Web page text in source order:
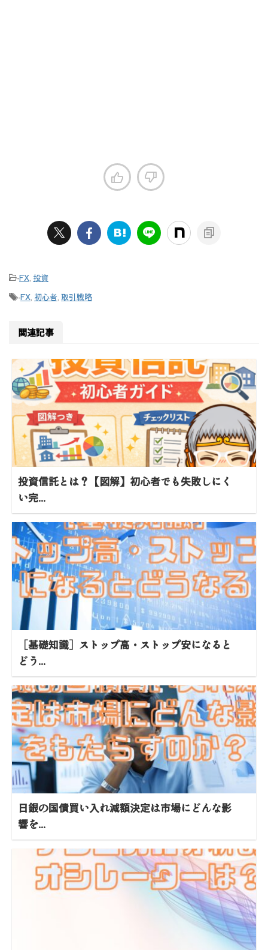
-FX, 投資
-FX, 初心者, 取引戦略
関連記事
投資信託とは？【図解】初心者でも失敗しにく
い完...
［基礎知識］ストップ高・ストップ安になると
どう...
日銀の国債買い入れ減額決定は市場にどんな影
響を...